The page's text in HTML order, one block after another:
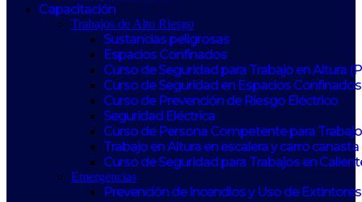
Capacitación
Trabajos de Alto Riesgo
Sustancias peligrosas
Espacios Confinados
Curso de Seguridad para Trabajo en Altura
Curso de Seguridad en Espacios
Curso de Prevención de Riesgo Eléctrico
Seguridad Eléctrica
Curso de Persona Competente para
Trabajo en Altura en escalera y carro canasta
Curso de Seguridad para Trabajos en
Emergencias
Prevención de Incendios y Uso de Extintores